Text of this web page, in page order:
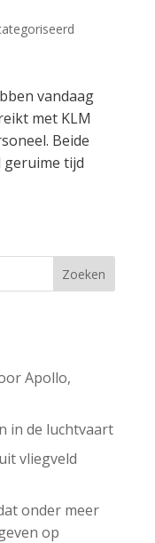
vandaag
met KLM
Beide
tijd
Zoeken
Apollo,
in de luchtvaart
vliegveld
onder meer
op